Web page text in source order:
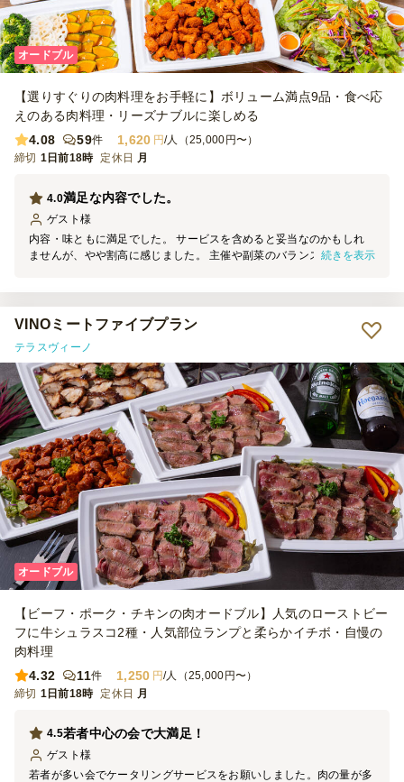
オードブル
【選りすぐりの肉料理をお手軽に】ボリューム満点9品・食べ応
えのある肉料理・リーズナブルに楽しめる
4.08
59件 1,620 円/人（25,000円〜）
締切 1日前18時 定休日 月
満足な内容でした。
4.0
ゲスト 様
内容・味ともに満足でした。 サービスを含めると妥当なのかもしれ
ませんが、やや割高に感じました。 主催や副菜のバランスが良く、
続きを表示
VINOミートファイブプラン
テラスヴィーノ
オードブル
【ビーフ・ポーク・チキンの肉オードブル】人気のローストビー
フに牛シュラスコ2種・人気部位ランプと柔らかイチボ・自慢の
肉料理
4.32
11件 1,250 円/人（25,000円〜）
締切 1日前18時 定休日 月
若者中心の会で大満足！
4.5
ゲスト 様
若者が多い会でケータリングサービスをお願いしました。肉の量が多